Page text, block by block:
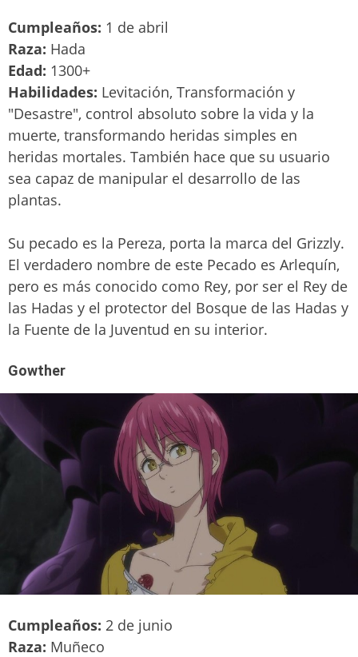
Cumpleaños: 1 de abril
Raza: Hada
Edad: 1300+
Habilidades: Levitación, Transformación y
"Desastre", control absoluto sobre la vida y la
muerte, transformando heridas simples en
heridas mortales. También hace que su usuario
sea capaz de manipular el desarrollo de las
plantas.
Su pecado es la Pereza, porta la marca del Grizzly.
El verdadero nombre de este Pecado es Arlequín,
pero es más conocido como Rey, por ser el Rey de
las Hadas y el protector del Bosque de las Hadas y
la Fuente de la Juventud en su interior.
Gowther
Cumpleaños: 2 de junio
Raza: Muñeco